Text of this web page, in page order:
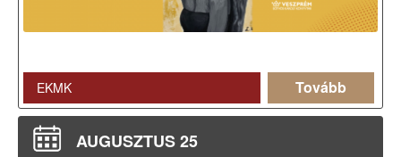
EKMK Tovább
AUGUSZTUS 25